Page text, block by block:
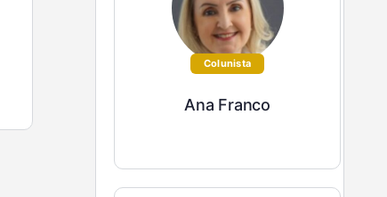
de lidar para todos – para o empregador, para…
Vânia TrindadeColunista
Ana Franco